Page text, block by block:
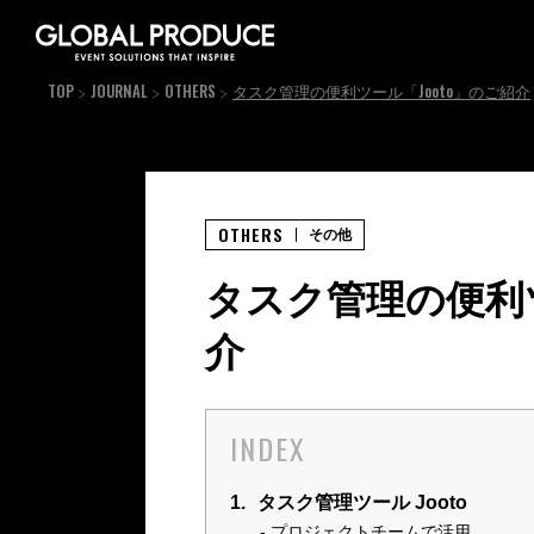
TOP JOURNAL OTHERS タスク管理の便利ツール「Jooto」のご紹介
タスク管理の便
介
INDEX
1. タスク管理ツール Jooto
OTHERS その他